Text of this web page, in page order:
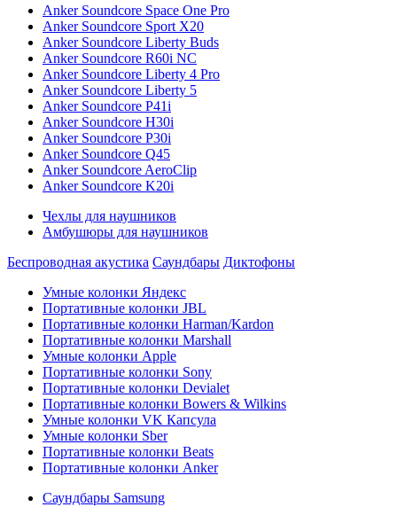
Anker Soundcore Space One Pro
Anker Soundcore Sport X20
Anker Soundcore Liberty Buds
Anker Soundcore R60i NC
Anker Soundcore Liberty 4 Pro
Anker Soundcore Liberty 5
Anker Soundcore P41i
Anker Soundcore H30i
Anker Soundcore P30i
Anker Soundcore Q45
Anker Soundcore AeroClip
Anker Soundcore K20i
Чехлы для наушников
Амбушюры для наушников
Беспроводная акустика Саундбары Диктофоны
Умные колонки Яндекс
Портативные колонки JBL
Портативные колонки Harman/Kardon
Портативные колонки Marshall
Умные колонки Apple
Портативные колонки Sony
Портативные колонки Devialet
Портативные колонки Bowers & Wilkins
Умные колонки VK Капсула
Умные колонки Sber
Портативные колонки Beats
Портативные колонки Anker
Саундбары Samsung